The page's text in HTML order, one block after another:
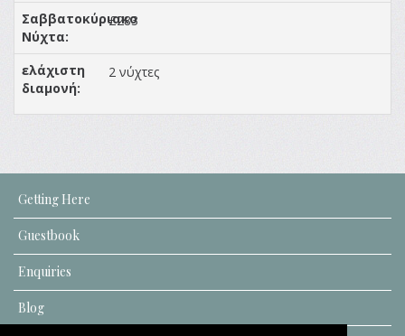
£283
2 νύχτες
Getting Here
Guestbook
Enquiries
Blog